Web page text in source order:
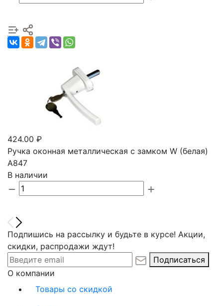
424.00 ₽
Ручка оконная металлическая с замком W (белая)
А847
В наличии
Подпишись на рассылку и будьте в курсе! Акции,
скидки, распродажи ждут!
Подписаться
О компании
Товары со скидкой